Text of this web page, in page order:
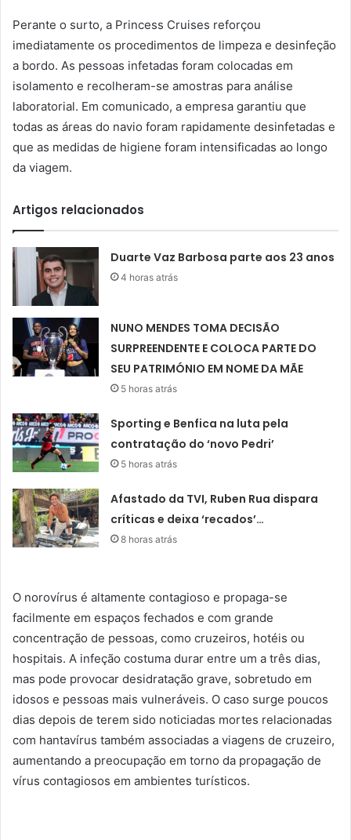
Perante o surto, a Princess Cruises reforçou
imediatamente os procedimentos de limpeza e desinfeção
a bordo. As pessoas infetadas foram colocadas em
isolamento e recolheram-se amostras para análise
laboratorial. Em comunicado, a empresa garantiu que
todas as áreas do navio foram rapidamente desinfetadas e
que as medidas de higiene foram intensificadas ao longo
da viagem.
Artigos relacionados
Duarte Vaz Barbosa parte aos 23 anos
4 horas atrás
NUNO MENDES TOMA DECISÃO
SURPREENDENTE E COLOCA PARTE DO
SEU PATRIMÓNIO EM NOME DA MÃE
5 horas atrás
Sporting e Benfica na luta pela
contratação do ‘novo Pedri’
5 horas atrás
Afastado da TVI, Ruben Rua dispara
críticas e deixa ‘recados’…
8 horas atrás
O norovírus é altamente contagioso e propaga-se
facilmente em espaços fechados e com grande
concentração de pessoas, como cruzeiros, hotéis ou
hospitais. A infeção costuma durar entre um a três dias,
mas pode provocar desidratação grave, sobretudo em
idosos e pessoas mais vulneráveis. O caso surge poucos
dias depois de terem sido noticiadas mortes relacionadas
com hantavírus também associadas a viagens de cruzeiro,
aumentando a preocupação em torno da propagação de
vírus contagiosos em ambientes turísticos.